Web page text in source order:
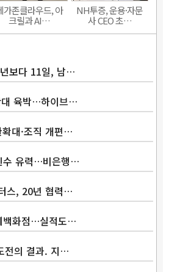
가존클라우드, 아
크릴과 AI…
NH투증, 운용·자문
사 CEO 초…
보다 11일, 남…
대 육박…하이브…
대·조직 개편…
수 유력…비은행…
스, 20년 협력…
백화점…실적도…
전의 결과. 지…